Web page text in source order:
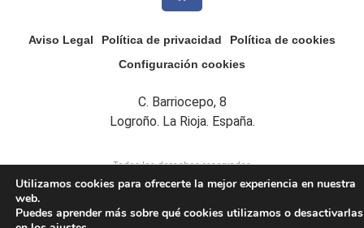
Aviso Legal Política de privacidad
Política de cookies
Configuración cookies
C. Barriocepo, 8
Logroño. La Rioja. España.
Todos los derechos reservados
Utilizamos cookies para ofrecerte la mejor experiencia en nuestra
web.
Puedes aprender más sobre qué cookies utilizamos o desactivarlas